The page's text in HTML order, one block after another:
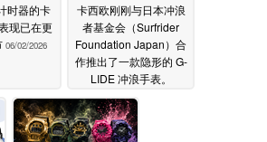
时器的卡
现已在更
06/02/2026
卡西欧刚刚与日本冲浪
者基金会（Surfrider
Foundation Japan）合
作推出了一款隐形的 G-
LIDE 冲浪手表。
06/02/2026